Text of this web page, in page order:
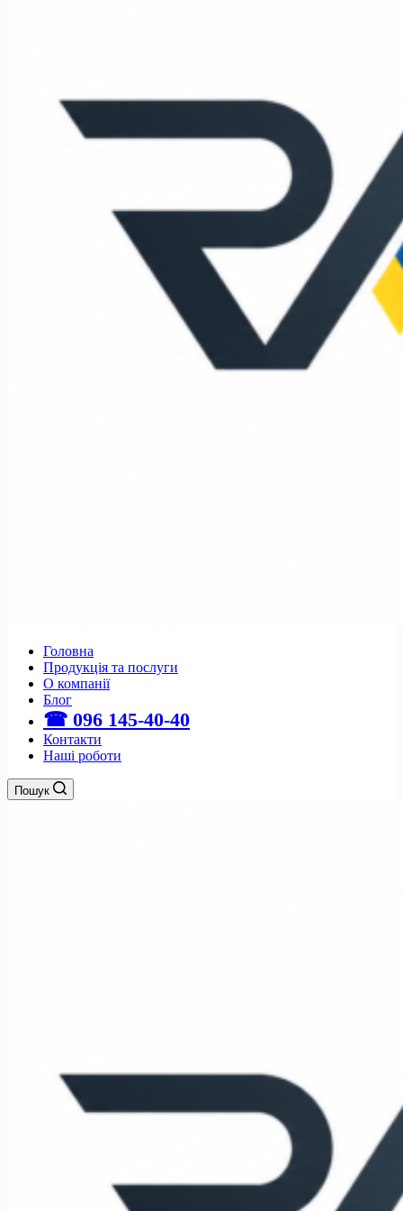
Головна
Продукція та послуги
О компанії
Блог
☎ 096 145-40-40
Контакти
Наші роботи
Пошук